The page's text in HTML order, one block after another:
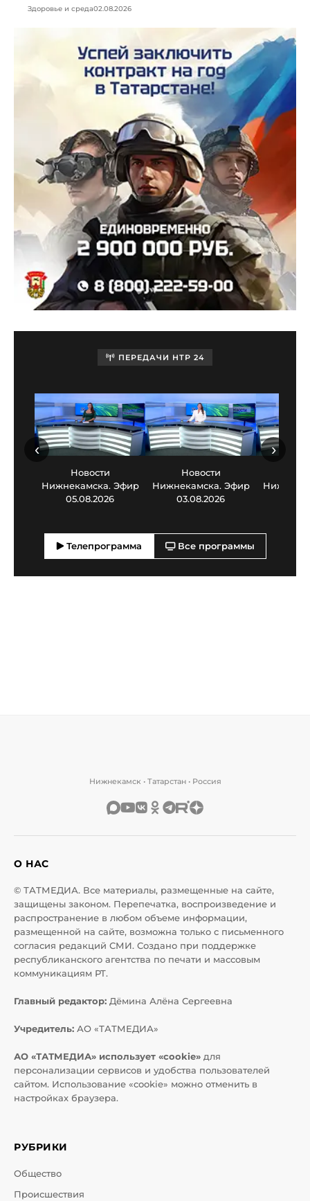
Здоровье и среда02.08.2026
ПЕРЕДАЧИ НТР 24
Новости
Нижнекамска. Эфир
05.08.2026
Новости
Нижнекамска. Эфир
03.08.2026
‹ ›
Телепрограмма Все программы
Нижнекамск • Татарстан • Россия
О НАС
© ТАТМЕДИА. Все материалы, размещенные на сайте,
защищены законом. Перепечатка, воспроизведение и
распространение в любом объеме информации,
размещенной на сайте, возможна только с письменного
согласия редакций СМИ. Создано при поддержке
республиканского агентства по печати и массовым
коммуникациям РТ.
Главный редактор: Дёмина Алёна Сергеевна
Учредитель: АО «ТАТМЕДИА»
АО «ТАТМЕДИА» использует «cookie» для
персонализации сервисов и удобства пользователей
сайтом. Использование «cookie» можно отменить в
настройках браузера.
РУБРИКИ
Общество
Происшествия